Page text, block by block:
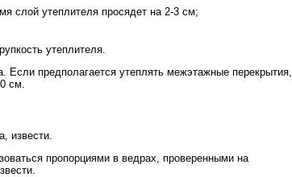
слой утеплителя просядет на 2-3 см;
утеплителя.
Если предполагается утеплять межэтажные перекрытия,
см.
извести.
пропорциями в ведрах, проверенными на